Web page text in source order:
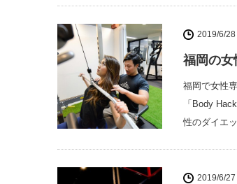
2019/6/28
福岡の
福岡で女性
「Body
性のダイエ
2019/6/27